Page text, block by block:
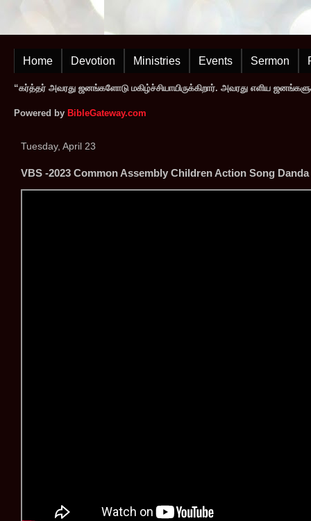
Home Devotion Ministries Events Sermon
“கர்த்தர் அவரது ஜனங்களோடு மகிழ்ச்சியாயிருக்கிறார். அவரது எளிய
Powered by BibleGateway.com
Tuesday, April 23
VBS -2023 Common Assembly Children Action Song